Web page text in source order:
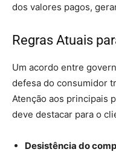
dos valores pagos,
Regras Atuais
Um acordo entre
defesa do consumidor
Atenção aos principais
deve destacar para o
Desistência do